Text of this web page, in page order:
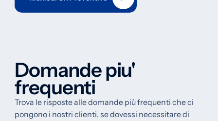
Domande piu'
frequenti
Trova le risposte alle domande più frequenti che ci
pongono i nostri clienti, se dovessi necessitare di